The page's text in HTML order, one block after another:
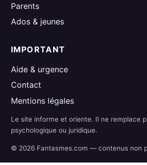
Parents
Ados & jeunes
IMPORTANT
Aide & urgence
Contact
Mentions légales
Le site informe et oriente. Il ne remplace
psychologique ou juridique.
© 2026 Fantasmes.com — contenus non